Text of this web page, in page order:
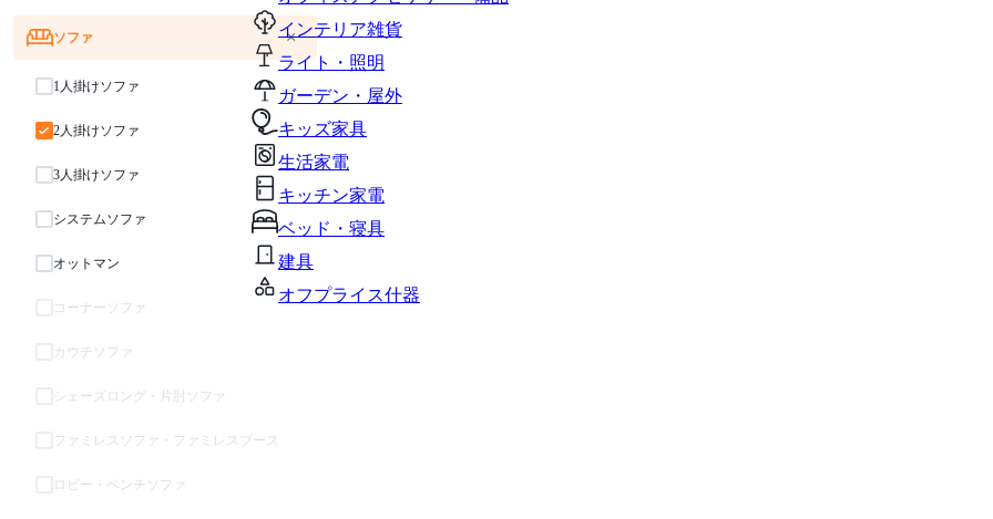
インテリア雑貨
ライト・照明
ガーデン・屋外
キッズ家具
生活家電
キッチン家電
ベッド・寝具
建具
オフプライス什器
ソファ ×
1人掛けソファ
2人掛けソファ
3人掛けソファ
システムソファ
オットマン
コーナーソファ
カウチソファ
シェーズロング・片肘ソファ
ファミレスソファ・ファミレスブース
ロビー・ベンチソファ